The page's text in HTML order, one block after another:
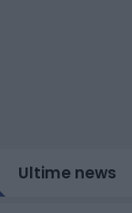
Ultime news